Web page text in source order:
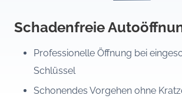
Schadenfreie
Professionelle Öffnung bei
Schlüssel
Schonendes Vorgehen ohne